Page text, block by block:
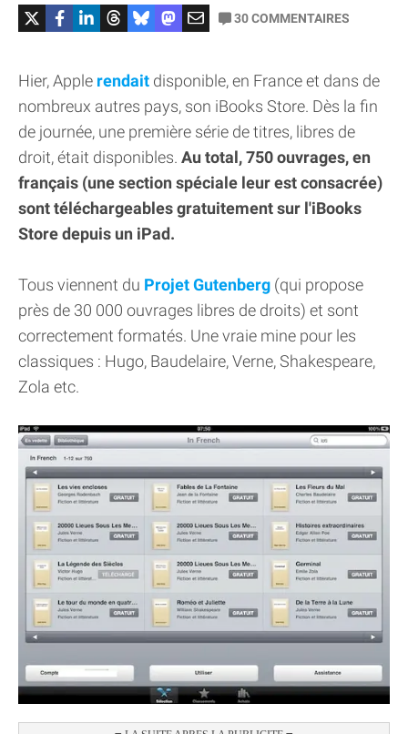
30COMMENTAIRES
Hier, Apple rendait disponible, en France et dans de
nombreux autres pays, son iBooks Store. Dès la fin
de journée, une première série de titres, libres de
droit, était disponibles. Au total, 750 ouvrages, en
français (une section spéciale leur est consacrée)
sont téléchargeables gratuitement sur l'iBooks
Store depuis un iPad.
Tous viennent du Projet Gutenberg (qui propose
près de 30 000 ouvrages libres de droits) et sont
correctement formatés. Une vraie mine pour les
classiques : Hugo, Baudelaire, Verne, Shakespeare,
Zola etc.